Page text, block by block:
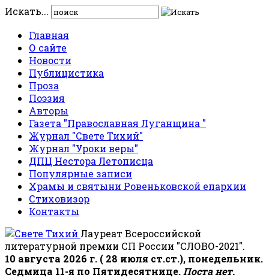
Искать...
Главная
О сайте
Новости
Публицистика
Проза
Поэзия
Авторы
Газета "Православная Луганщина "
Журнал "Свете Тихий"
Журнал "Уроки веры"
ДПЦ Нестора Летописца
Популярные записи
Храмы и святыни Ровеньковской епархии
Стиховизор
Контакты
Лауреат Всероссийской
литературной премии СП России "СЛОВО-2021".
10 августа 2026 г. ( 28 июля ст.ст.), понедельник.
Седмица 11-я по Пятидесятнице. Поста нет.